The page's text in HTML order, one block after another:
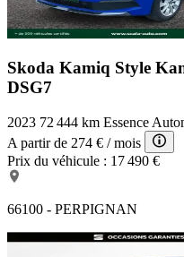
Skoda Kamiq Style
DSG7
2023 72 444 km Essence
A partir de 274 € / mois
Prix du véhicule : 17 490 €
66100 - PERPIGNAN